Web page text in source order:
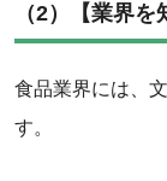
（2）【業界
食品業界には、
す。